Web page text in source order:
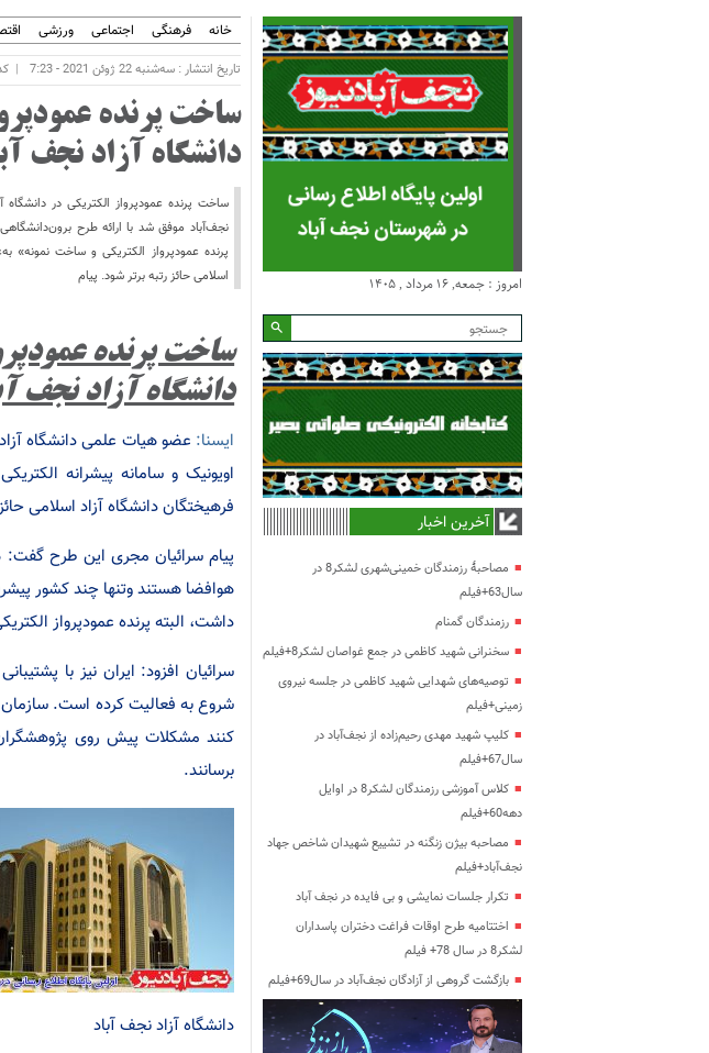
خانه فرهنگی اجتماعی ورزشی
تاریخ انتشار : سه‌شنبه 22 ژوئن 2021 - 7:23
ساخت پرنده
دانشگاه آزاد نجف
ساخت پرنده عمودپرواز الکتریکی در
پرنده عمودپرواز الکتریکی و ساخت نمونه»
اسلامی حائز رتبه برتر شود. پیام
ساخت پرنده
دانشگاه آزاد نجف
ایسنا:
اویونیک و سامانه پیشرانه
فرهیختگان دانشگاه آزاد اسلامی
پیام سرائیان مجری این طرح گفت:
هوافضا هستند وتنها چند کشور
داشت، البته پرنده عمودپرواز
سرائیان افزود: ایران نیز با
شروع به فعالیت کرده است.
کنند مشکلات پیش روی
برسانند.
دانشگاه آزاد نجف آباد
امروز : جمعه, ۱۶ مرداد , ۱۴۰۵
آخرین اخبار
مصاحبۀ رزمندگان خمینی‌شهری لشکر8 در
سال63+فیلم
رزمندگان گمنام
سخنرانی شهید کاظمی در جمع غواصان لشکر8+فیلم
توصیه‌های شهدایی شهید کاظمی در جلسه نیروی
زمینی+فیلم
کلیپ شهید مهدی رحیم‌زاده از نجف‌آباد در
سال67+فیلم
کلاس آموزشی رزمندگان لشکر8 در اوایل
دهه60+فیلم
مصاحبه بیژن زنگنه در تشییع شهیدان شاخص جهاد
نجف‌آباد+فیلم
تکرار جلسات نمایشی و بی فایده در نجف آباد
اختتامیه طرح اوقات فراغت دختران پاسداران
لشکر8 در سال 78+ فیلم
بازگشت گروهی از آزادگان نجف‌آباد در سال69+فیلم